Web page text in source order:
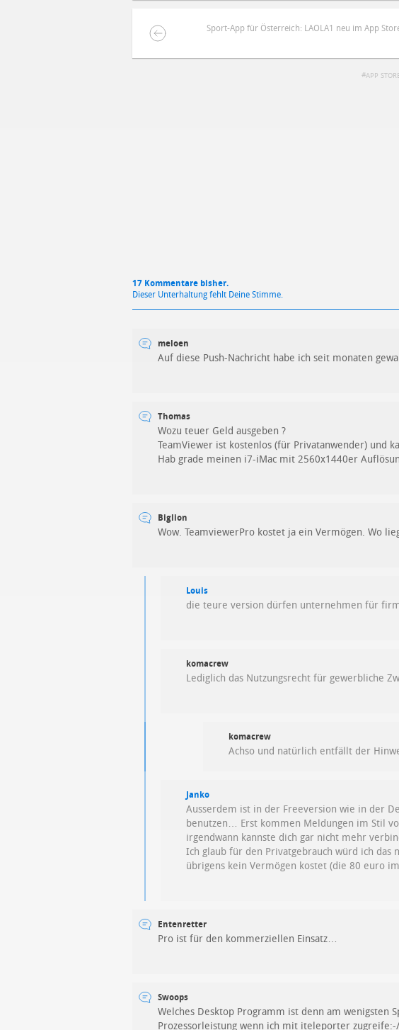
Sport-App für Österreich: LAOLA1 neu im App
APP
17 Kommentare bisher.
Dieser Unterhaltung fehlt Deine Stimme.
meloen
Auf diese Push-Nachricht habe ich seit monaten
Thomas
Wozu teuer Geld ausgeben ?
TeamViewer ist kostenlos (für Privatanwender) und
Hab grade meinen i7-iMac mit 2560x1440er
Biglion
Wow. TeamviewerPro kostet ja ein Vermögen. Wo
Louis
die teure version dürfen unternehmen für
komacrew
Lediglich das Nutzungsrecht für gewerbliche
komacrew
Achso und natürlich entfällt der
Janko
Ausserdem ist in der Freeversion wie in der
benutzen… Erst kommen Meldungen im Stil
irgendwann kannste dich gar nicht mehr
Ich glaub für den Privatgebrauch würd ich
übrigens kein Vermögen kostet (die 80 euro
Entenretter
Pro ist für den kommerziellen Einsatz…
Swoops
Welches Desktop Programm ist denn am
Prozessorleistung wenn ich mit iteleporter